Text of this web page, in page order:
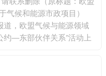
气候和能源市政项目）
道，欧盟气候与能源领域
约―东部伙伴关系”活动上